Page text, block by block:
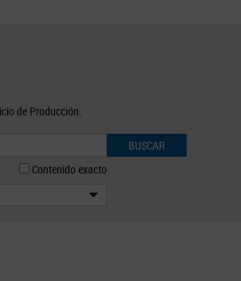
de Producción.
BUSCAR
Contenido exacto